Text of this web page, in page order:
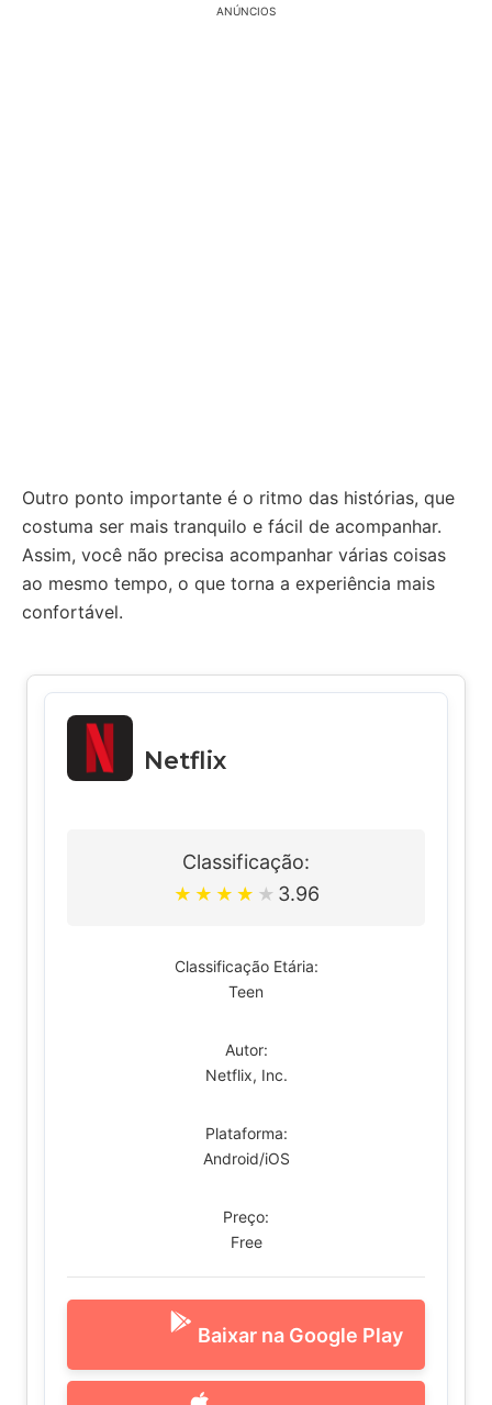
ANÚNCIOS
Outro ponto importante é o ritmo das histórias, que
costuma ser mais tranquilo e fácil de acompanhar.
Assim, você não precisa acompanhar várias coisas
ao mesmo tempo, o que torna a experiência mais
confortável.
Netflix
Classificação:
★ ★ ★ ★ ★ 3.96
Classificação Etária:
Teen
Autor:
Netflix, Inc.
Plataforma:
Android/iOS
Preço:
Free
Baixar na Google Play